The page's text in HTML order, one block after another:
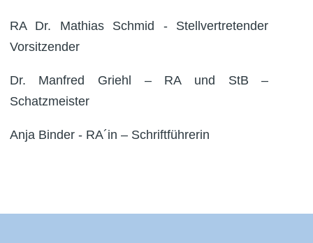
RA Dr. Mathias Schmid - Stellvertretender
Vorsitzender
Dr. Manfred Griehl – RA und StB –
Schatzmeister
Anja Binder - RA´in – Schriftführerin